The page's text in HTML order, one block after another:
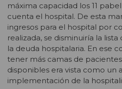
máxima capacidad los 11
cuenta el hospital. De esta
ingresos para el hospital por
realizada, se disminuiría la
la deuda hospitalaria. En ese
tener más camas de
disponibles era vista como un
implementación de la